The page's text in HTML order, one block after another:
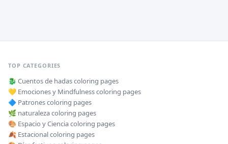
TOP CATEGORIES
🐉 Cuentos de hadascoloring pages
💛 Emociones y Mindfulnesscoloring pages
🔷 Patronescoloring pages
🌿 naturalezacoloring pages
🎨 Espacio y Cienciacoloring pages
🍂 Estacionalcoloring pages